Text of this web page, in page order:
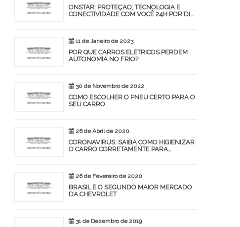
ONSTAR: PROTEÇÃO, TECNOLOGIA E
CONECTIVIDADE COM VOCÊ 24H POR DIA,
11 de Janeiro de 2023
POR QUE CARROS ELÉTRICOS PERDEM
AUTONOMIA NO FRIO?
30 de Novembro de 2022
COMO ESCOLHER O PNEU CERTO PARA O
SEU CARRO
26 de Abril de 2020
CORONAVÍRUS: SAIBA COMO HIGIENIZAR
O CARRO CORRETAMENTE PARA
26 de Fevereiro de 2020
BRASIL É O SEGUNDO MAIOR MERCADO
DA CHEVROLET
31 de Dezembro de 2019